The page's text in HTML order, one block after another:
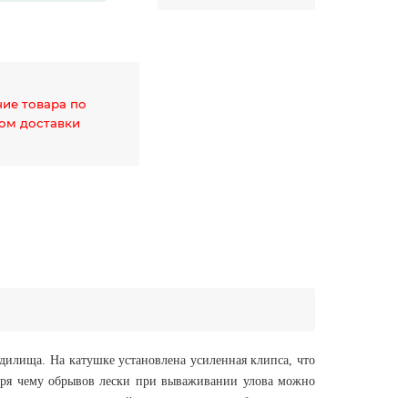
товара по
доставки
На катушке установлена усиленная клипса, что
чему обрывов лески при вываживании улова можно